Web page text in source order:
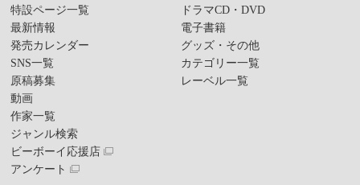
特設ページ一覧
最新情報
発売カレンダー
SNS一覧
原稿募集
動画
作家一覧
ジャンル検索
ビーボーイ応援店
アンケート
ドラマCD・DVD
電子書籍
グッズ・その他
カテゴリー一覧
レーベル一覧